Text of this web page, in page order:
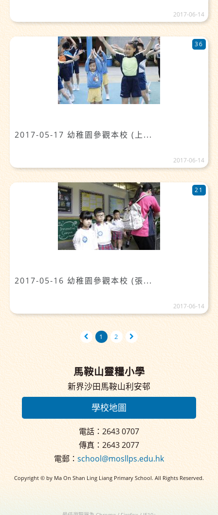
2017-06-14
2017-05-17 幼稚園參觀本校 (上...
36
2017-06-14
2017-05-16 幼稚園參觀本校 (張...
21
2017-06-14
1 2
馬鞍山靈糧小學
新界沙田馬鞍山利安邨
學校地圖
電話：2643 0707
傳真：2643 2077
電郵：school@mosllps.edu.hk
Copyright © by Ma On Shan Ling Liang Primary School. All Rights Reserved.